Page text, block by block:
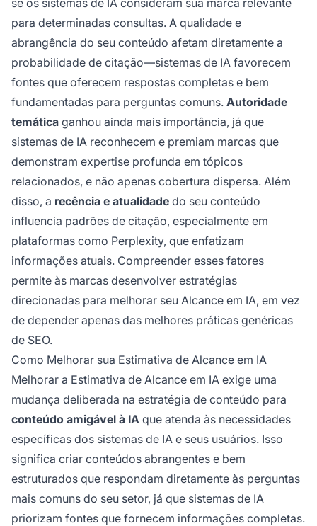
para determinadas consultas. A qualidade e
abrangência do seu conteúdo afetam diretamente a
probabilidade de citação—sistemas de IA favorecem
fontes que oferecem respostas completas e bem
fundamentadas para perguntas comuns. Autoridade
temática ganhou ainda mais importância, já que
sistemas de IA reconhecem e premiam marcas que
demonstram expertise profunda em tópicos
relacionados, e não apenas cobertura dispersa. Além
disso, a recência e atualidade do seu conteúdo
influencia padrões de citação, especialmente em
plataformas como Perplexity, que enfatizam
informações atuais. Compreender esses fatores
permite às marcas desenvolver estratégias
direcionadas para melhorar seu Alcance em IA, em vez
de depender apenas das melhores práticas genéricas
de SEO.
Como Melhorar sua Estimativa de Alcance em IA
Melhorar a Estimativa de Alcance em IA exige uma
mudança deliberada na estratégia de conteúdo para
conteúdo amigável à IA que atenda às necessidades
específicas dos sistemas de IA e seus usuários. Isso
significa criar conteúdos abrangentes e bem
estruturados que respondam diretamente às perguntas
mais comuns do seu setor, já que sistemas de IA
priorizam fontes que fornecem informações completas.